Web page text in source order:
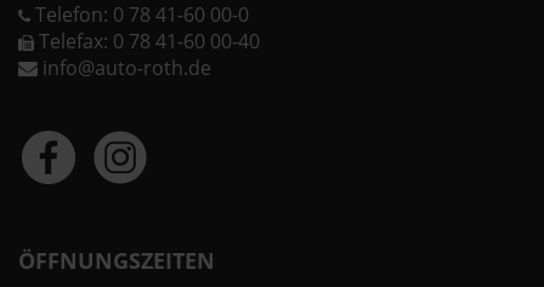
Telefon: 0 78 41-60 00-0
Telefax: 0 78 41-60 00-40
info@auto-roth.de
ÖFFNUNGSZEITEN